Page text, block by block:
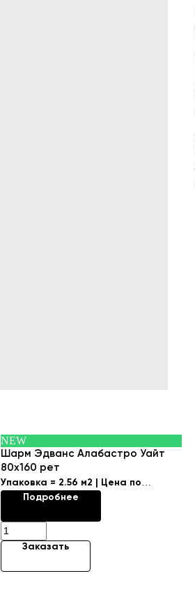
NEW
Шарм Эдванс Алабастро Уайт
80х160 рет
Упаковка = 2.56 м2 | Цена по
запросуПодробнее
Заказать